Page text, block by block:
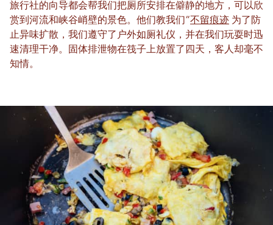
旅行社的向导都会帮我们把厕所安排在僻静的地方，可以欣
赏到河流和峡谷峭壁的景色。他们教我们“不留痕迹 为了防
止异味扩散，我们遵守了户外如厕礼仪，并在我们玩耍时迅
速清理干净。固体排泄物在筏子上放置了四天，客人却毫不
知情。